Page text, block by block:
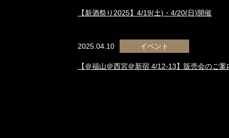
【新酒祭り2025】4/19(土)・4/20(日)開催
2025.04.10 イベント
【＠福山＠西宮＠新宿 4/12-13】販売会のご案